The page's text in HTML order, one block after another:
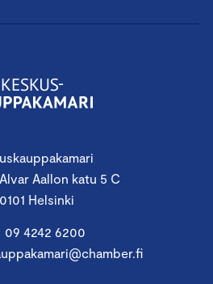
Aallon katu 5 C
Helsinki
09 4242 6200